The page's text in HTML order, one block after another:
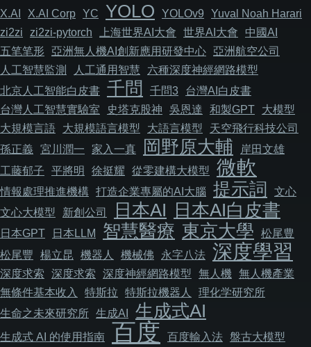
X.AI
X.AI Corp YC YOLO YOLOv9
Yuval Noah Harari
zi2zi
zi2zi-pytorch 上海世界AI大會 世界AI大會
中國AI
五笔笔形
亞洲無人機AI創新應用研發中心 亞洲航空公司
人工智慧監測
人工通用智慧
六種深度神經網路模型
北京人工智能白皮書 千問 千問3
台灣AI白皮書
台灣人工智慧實驗室
史塔克股神 吳恩達 和製GPT
大模型
大規模言語
大規模語言模型 大語言模型
天空飛行科技公司
孫正義
宮川潤一 家入一真 岡野原大輔
岸田文雄
工藤郁子
平將明 徐挺耀 從零建構大模型 微軟
情報處理推進機構 打造企業專屬的AI大腦 提示詞
文心
文心大模型
新創公司 日本AI 日本AI白皮書
日本GPT 日本LLM 智慧醫療 東京大學
松尾豊
松尾豐
楊立昆 機器人 機械佛 永字八法 深度學習
深度求索 深度求索 深度神經網路模型 無人機 無人機產業
無條件基本收入
特斯拉 特斯拉機器人
理化学研究所
生命之未來研究所 生成AI 生成式AI
生成式 AI 的使用指南 百度 百度輸入法 盤古大模型